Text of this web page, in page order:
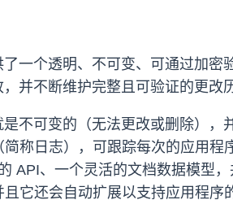
一个透明、不可变、可通过加
并不断维护完整且可验证的更改
不可变的（无法更改或删除）
称日志），可跟踪每次的应用
API、一个灵活的文档数据模型
它还会自动扩展以支持应用程序